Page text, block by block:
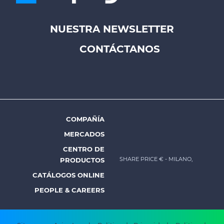
Footer
Prysmian
NUESTRA NEWSLETTER
CONTÁCTANOS
Footer
menu
Prysmian
COMPAÑÍA
MERCADOS
CENTRO DE
PRODUCTOS
CATÁLOGOS ONLINE
PEOPLE & CAREERS
SHARE PRICE € - MILANO,